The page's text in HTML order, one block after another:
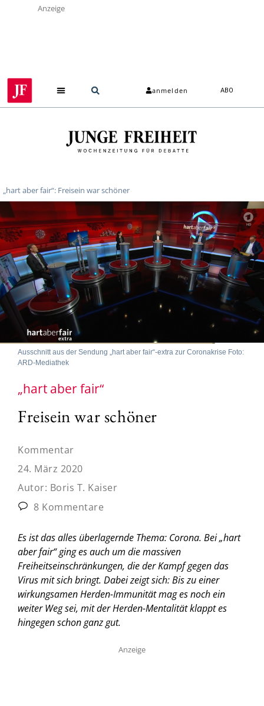
Anzeige
anmelden ABO
„hart aber fair“: Freisein war schöner
Ausschnitt aus der Sendung „hart aber fair“-extra zur Coronakrise Foto:
ARD-Mediathek
„hart aber fair“
Freisein war schöner
Kommentar
24. März 2020
Autor: Boris T. Kaiser
8 Kommentare
Es ist das alles überlagernde Thema: Corona. Bei „hart
aber fair“ ging es auch um die massiven
Freiheitseinschränkungen, die der Kampf gegen das
Virus mit sich bringt. Dabei zeigt sich: Bis zu einer
wirkungsamen Herden-Immunität mag es noch ein
weiter Weg sei, mit der Herden-Mentalität klappt es
hingegen schon ganz gut.
Anzeige